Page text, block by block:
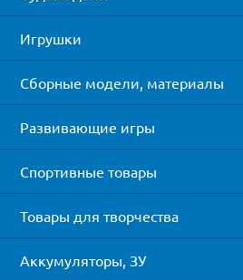
Игрушки
Сборные модели, материалы
Развивающие игры
Спортивные товары
Товары для творчества
Аккумуляторы, ЗУ